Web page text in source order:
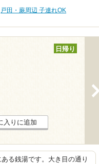
戸田・蕨周辺 子連れOK
日帰り
入りに追加
る銭湯です。大き目の通り